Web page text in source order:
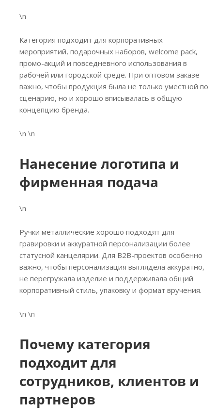
\n
Категория подходит для корпоративных
мероприятий, подарочных наборов, welcome pack,
промо-акций и повседневного использования в
рабочей или городской среде. При оптовом заказе
важно, чтобы продукция была не только уместной по
сценарию, но и хорошо вписывалась в общую
концепцию бренда.
\n \n
Нанесение логотипа и
фирменная подача
\n
Ручки металлические хорошо подходят для
гравировки и аккуратной персонализации более
статусной канцелярии. Для B2B-проектов особенно
важно, чтобы персонализация выглядела аккуратно,
не перегружала изделие и поддерживала общий
корпоративный стиль, упаковку и формат вручения.
\n \n
Почему категория
подходит для
сотрудников, клиентов и
партнеров